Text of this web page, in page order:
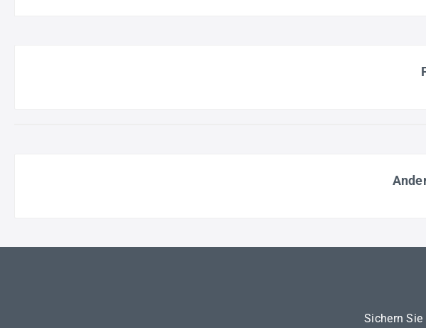
Sichern